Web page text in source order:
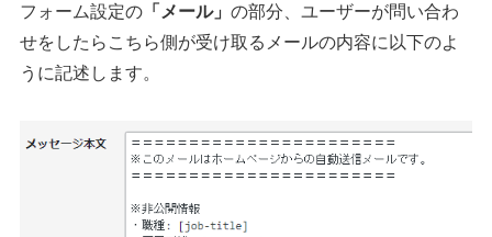
フォーム設定の 「メール」の部分、ユーザーが問い合わ
せをしたらこちら側が受け取るメールの内容に以下のよ
うに記述します。